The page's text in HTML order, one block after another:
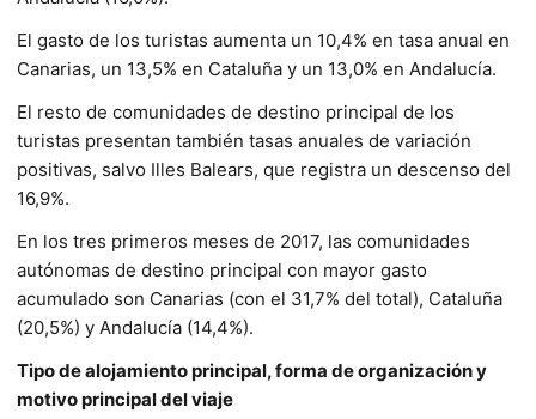
El gasto de los turistas aumenta un 10,4% en tasa anual en
Canarias, un 13,5% en Cataluña y un 13,0% en Andalucía.
El resto de comunidades de destino principal de los
turistas presentan también tasas anuales de variación
positivas, salvo Illes Balears, que registra un descenso del
16,9%.
En los tres primeros meses de 2017, las comunidades
autónomas de destino principal con mayor gasto
acumulado son Canarias (con el 31,7% del total), Cataluña
(20,5%) y Andalucía (14,4%).
Tipo de alojamiento principal, forma de organización y
motivo principal del viaje